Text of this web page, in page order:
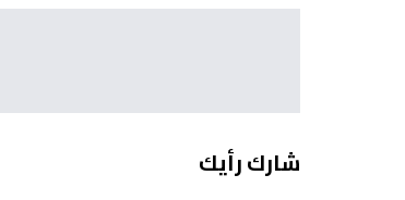
شارك رأيك